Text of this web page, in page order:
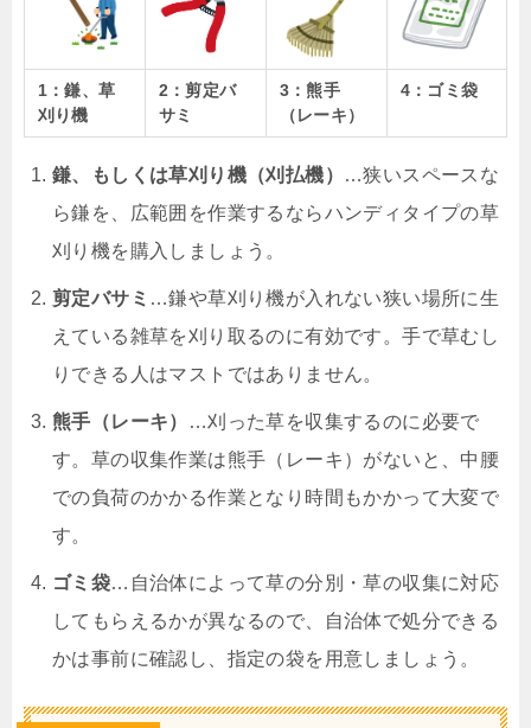
1：鎌、草
刈り機
2：剪定バ
サミ
3：熊手
（レーキ）
4：ゴミ袋
鎌、もしくは草刈り機（刈払機）
…狭いスペースな
ら鎌を、広範囲を作業するならハンディタイプの草
刈り機を購入しましょう。
剪定バサミ …鎌や草刈り機が入れない狭い場所に生
えている雑草を刈り取るのに有効です。手で草むし
りできる人はマストではありません。
熊手（レーキ）
…刈った草を収集するのに必要で
す。草の収集作業は熊手（レーキ）がないと、中腰
での負荷のかかる作業となり時間もかかって大変で
す。
ゴミ袋…自治体によって草の分別・草の収集に対応
してもらえるかが異なるので、自治体で処分できる
かは事前に確認し、指定の袋を用意しましょう。